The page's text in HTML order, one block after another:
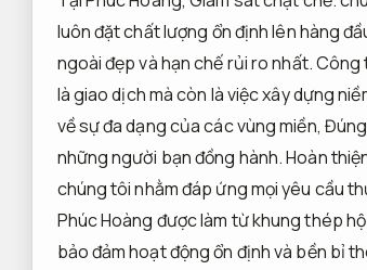
luôn đặt chất lượng ổn định lên hàng
ngoài đẹp và hạn chế rủi ro nhất.Công
là giao dịch mà còn là việc xây dựng
về sự đa dạng của các vùng miền,
những người bạn đồng hành.Hoàn
chúng tôi nhằm đáp ứng mọi yêu cầu
Phúc Hoàng được làm từ khung thép
bảo đảm hoạt động ổn định và bền bỉ